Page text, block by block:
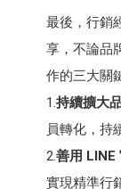
最後，行銷
享，不論品
作的三大關
1.持續擴大
員轉化，持
2.善用 LINE
實現精準行